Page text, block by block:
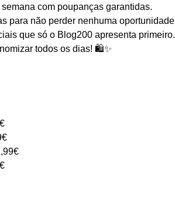
com poupanças garantidas.
para não perder nenhuma oportunidade.
que só o Blog200 apresenta primeiro.
todos os dias! 🛍️✨